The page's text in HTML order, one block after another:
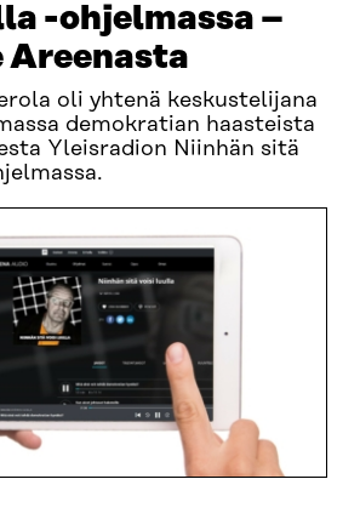
-ohjelmassa –
Areenasta
oli yhtenä keskustelijana
demokratian haasteista
Yleisradion Niinhän sitä